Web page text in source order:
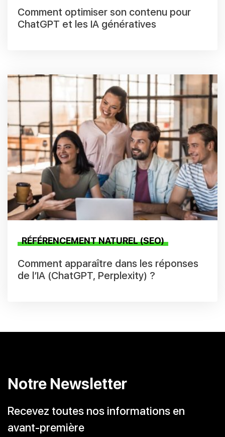
Comment optimiser son contenu pour
ChatGPT et les IA génératives
RÉFÉRENCEMENT NATUREL (SEO)
Comment apparaître dans les réponses
de l’IA (ChatGPT, Perplexity) ?
Notre Newsletter
Recevez toutes nos informations en
avant-première